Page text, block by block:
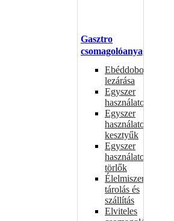
Gasztro
csomagolóanyagok
Ebéddobozok
lezárása
Egyszer
használatos
Egyszer
használatos
kesztyűk
Egyszer
használatos
törlők
Élelmiszer-
tárolás és
szállítás
Elviteles